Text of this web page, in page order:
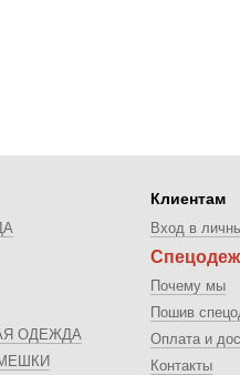
ОДЕЖДА
Клиентам
Вход в
Почему мы
Пошив
Оплата и
Контакты